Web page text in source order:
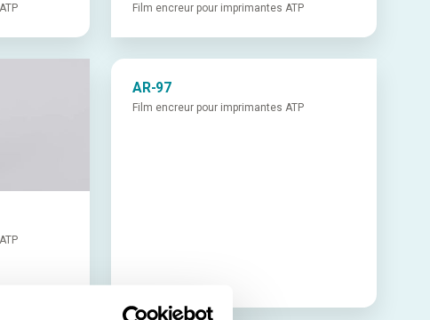
Film encreur pour imprimantes ATP
AR-97
Film encreur pour imprimantes ATP